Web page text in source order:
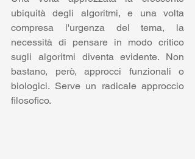
ubiquità degli algoritmi, e una volta
compresa l'urgenza del tema, la
necessità di pensare in modo critico
sugli algoritmi diventa evidente. Non
bastano, però, approcci funzionali o
biologici. Serve un radicale approccio
filosofico.